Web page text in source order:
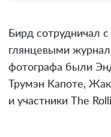
Бирд сотрудничал
глянцевыми
фотографа были
Трумэн Капоте,
и участники The